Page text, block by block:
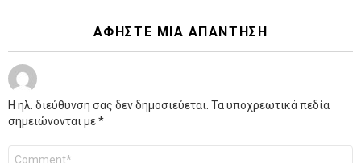
ΑΦΉΣΤΕ ΜΙΑ ΑΠΆΝΤΗΣΗ
Η ηλ. διεύθυνση σας δεν δημοσιεύεται. Τα υποχρεωτικά πεδία
σημειώνονται με*